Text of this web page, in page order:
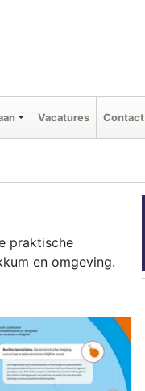
Vacatures Contact
praktische
en omgeving.
het weersbericht